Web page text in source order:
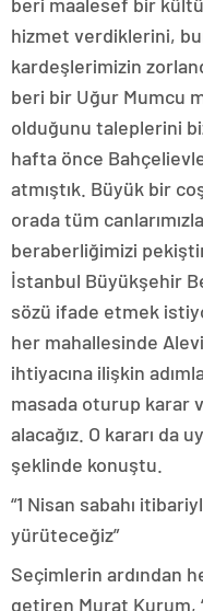
hizmet verdiklerini,
kardeşlerimizin
beri bir Uğur Mumcu
olduğunu taleplerini
hafta önce
atmıştık. Büyük bir
orada tüm
beraberliğimizi
İstanbul Büyükşehir
sözü ifade etmek
her mahallesinde
ihtiyacına ilişkin
masada oturup karar
alacağız. O kararı da
şeklinde konuştu.
“1 Nisan sabahı
yürüteceğiz”
Seçimlerin ardından
getiren Murat Kurum,